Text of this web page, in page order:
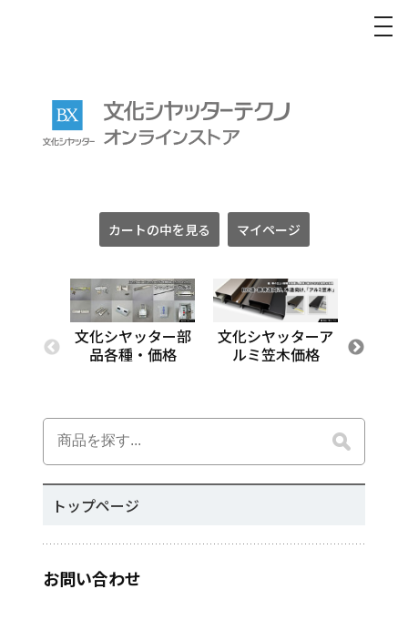
カートの中を見る マイページ
文化シヤッター部
品各種・価格
文化シヤッターア
ルミ笠木価格
文化
トップページ
お問い合わせ